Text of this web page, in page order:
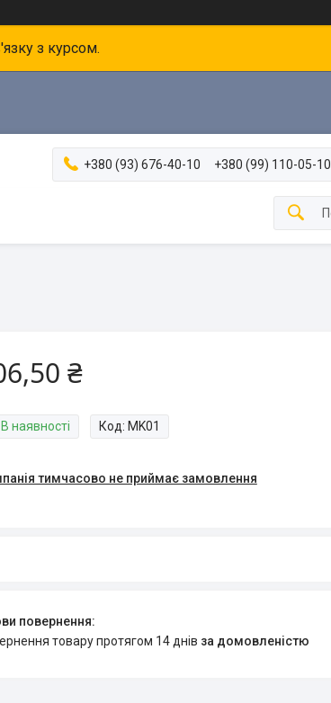
з курсом.
+380 (93) 676-40-10 +380 (99) 110-05-10
₴
В наявності Код: MK01
тимчасово не приймає замовлення
товару протягом 14 днів за домовленістю